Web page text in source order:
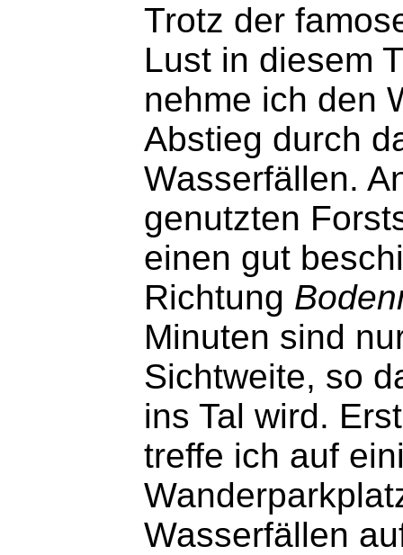
Trotz der
Lust in diesem
nehme ich den
Abstieg durch
Wasserfällen.
genutzten
einen gut
Richtung
Minuten sind
Sichtweite, so
ins Tal wird.
treffe ich auf
Wasserfällen